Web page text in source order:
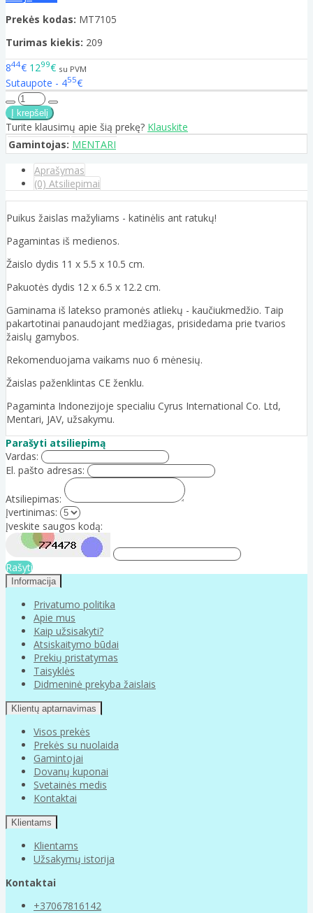
Prekės kodas: MT7105
Turimas kiekis: 209
844€ 1299€ su PVM
Sutaupote - 455€
Turite klausimų apie šią prekę? Klauskite
Gamintojas: MENTARI
Aprašymas
(0) Atsiliepimai
Puikus žaislas mažyliams - katinėlis ant ratukų!
Pagamintas iš medienos.
Žaislo dydis 11 x 5.5 x 10.5 cm.
Pakuotės dydis 12 x 6.5 x 12.2 cm.
Gaminama iš latekso pramonės atliekų - kaučiukmedžio. Taip
pakartotinai panaudojant medžiagas, prisidedama prie tvarios
žaislų gamybos.
Rekomenduojama vaikams nuo 6 mėnesių.
Žaislas paženklintas CE ženklu.
Pagaminta Indonezijoje specialiu Cyrus International Co. Ltd,
Mentari, JAV, užsakymu.
Parašyti atsiliepimą
Vardas:
El. pašto adresas:
Atsiliepimas:
Įvertinimas:
Įveskite saugos kodą:
Rašyti
Informacija
Privatumo politika
Apie mus
Kaip užsisakyti?
Atsiskaitymo būdai
Prekių pristatymas
Taisyklės
Didmeninė prekyba žaislais
Klientų aptarnavimas
Visos prekės
Prekės su nuolaida
Gamintojai
Dovanų kuponai
Svetainės medis
Kontaktai
Klientams
Klientams
Užsakymų istorija
Kontaktai
+37067816142